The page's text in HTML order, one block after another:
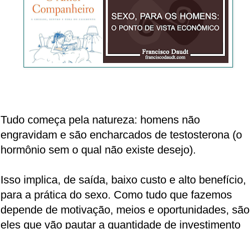
Tudo começa pela natureza: homens não
engravidam e são encharcados de testosterona (o
hormônio sem o qual não existe desejo).
Isso implica, de saída, baixo custo e alto benefício,
para a prática do sexo. Como tudo que fazemos
depende de motivação, meios e oportunidades, são
eles que vão pautar a quantidade de investimento